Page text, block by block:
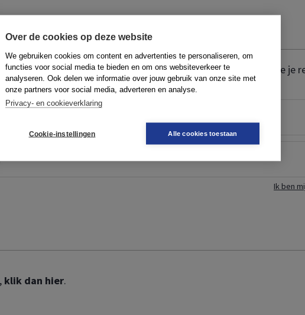
Over de cookies op deze website
We gebruiken cookies om content en advertenties te personaliseren, om
functies voor social media te bieden en om ons websiteverkeer te
analyseren. Ook delen we informatie over jouw gebruik van onze site met
onze partners voor social media, adverteren en analyse.
Privacy- en cookieverklaring
Cookie-instellingen Alle cookies toestaan
website te kunnen gebruiken. Om te kunnen inloggen, moet je je
boek,klik dan hier.
Ik ben
klik dan hier.